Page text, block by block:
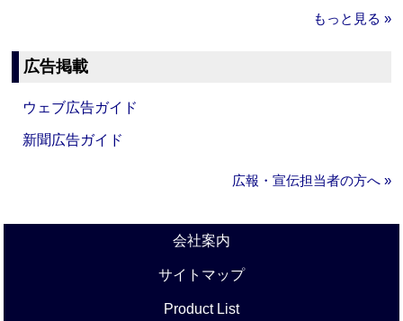
もっと見る »
広告掲載
ウェブ広告ガイド
新聞広告ガイド
広報・宣伝担当者の方へ »
会社案内
サイトマップ
Product List